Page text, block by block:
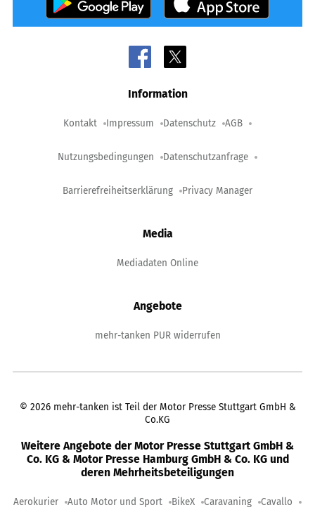
Information
Kontakt Impressum Datenschutz AGB
Nutzungsbedingungen Datenschutzanfrage
Barrierefreiheitserklärung Privacy Manager
Media
Mediadaten Online
Angebote
mehr-tanken PUR widerrufen
© 2026 mehr-tanken ist Teil der Motor Presse Stuttgart GmbH &
Co.KG
Weitere Angebote der Motor Presse Stuttgart GmbH &
Co. KG & Motor Presse Hamburg GmbH & Co. KG und
deren Mehrheitsbeteiligungen
Aerokurier Auto Motor und Sport BikeX Caravaning Cavallo